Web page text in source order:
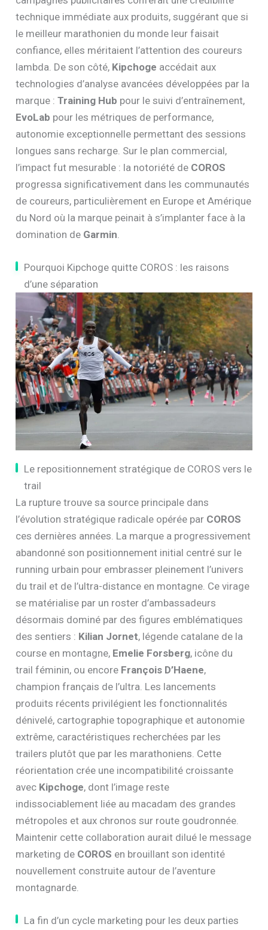
technique immédiate aux produits, suggérant que si
le meilleur marathonien du monde leur faisait
confiance, elles méritaient l’attention des coureurs
lambda. De son côté, Kipchoge accédait aux
technologies d’analyse avancées développées par la
marque :Training Hub pour le suivi d’entraînement,
EvoLab pour les métriques de performance,
autonomie exceptionnelle permettant des sessions
longues sans recharge. Sur le plan commercial,
l’impact fut mesurable : la notoriété de COROS
progressa significativement dans les communautés
de coureurs, particulièrement en Europe et Amérique
du Nord où la marque peinait à s’implanter face à la
domination de Garmin
Pourquoi Kipchoge quitte COROS : les raisons
d’une séparation
Le repositionnement stratégique de COROS vers le
trail
La rupture trouve sa source principale dans
l’évolution stratégique radicale opérée par COROS
ces dernières années. La marque a progressivement
abandonné son positionnement initial centré sur le
running urbain pour embrasser pleinement l’univers
du trail et de l’ultra-distance en montagne. Ce virage
se matérialise par un roster d’ambassadeurs
désormais dominé par des figures emblématiques
des sentiers : Kilian Jornet, légende catalane de la
course en montagne, Emelie Forsberg, icône du
trail féminin, ou encore François D’Haene,
champion français de l’ultra. Les lancements
produits récents privilégient les fonctionnalités
dénivelé, cartographie topographique et autonomie
extrême, caractéristiques recherchées par les
trailers plutôt que par les marathoniens. Cette
réorientation crée une incompatibilité croissante
avec Kipchoge, dont l’image reste
indissociablement liée au macadam des grandes
métropoles et aux chronos sur route goudronnée.
Maintenir cette collaboration aurait dilué le message
marketing de COROS en brouillant son identité
nouvellement construite autour de l’aventure
montagnarde.
La fin d’un cycle marketing pour les deux parties